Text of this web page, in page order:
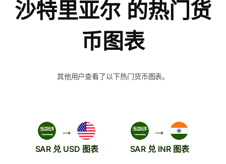
沙特里亚尔 的热门货
币图表
其他用户查看了以下热门货币图表。
→
SAR 兑 USD 图表
→
SAR 兑 INR 图表